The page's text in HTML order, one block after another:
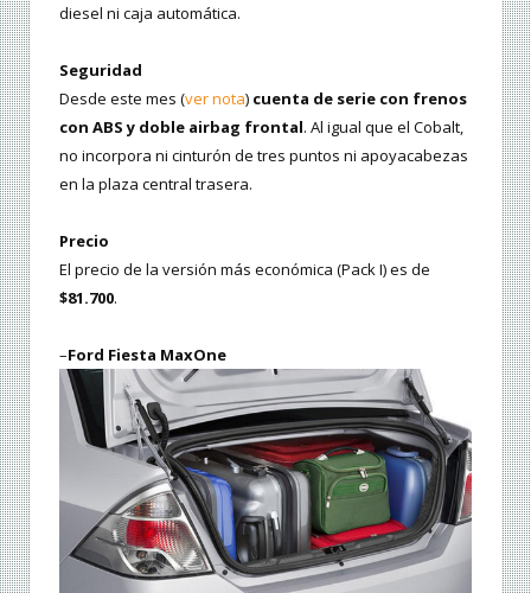
diesel ni caja automática.
Seguridad
Desde este mes (ver nota) cuenta de serie con frenos
con ABS y doble airbag frontal. Al igual que el Cobalt,
no incorpora ni cinturón de tres puntos ni apoyacabezas
en la plaza central trasera.
Precio
El precio de la versión más económica (Pack I) es de
$81.700.
–Ford Fiesta MaxOne